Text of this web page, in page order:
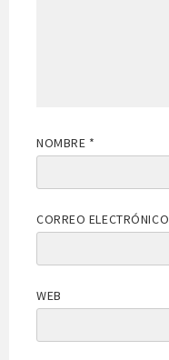
NOMBRE *
CORREO ELECTRÓNICO
WEB